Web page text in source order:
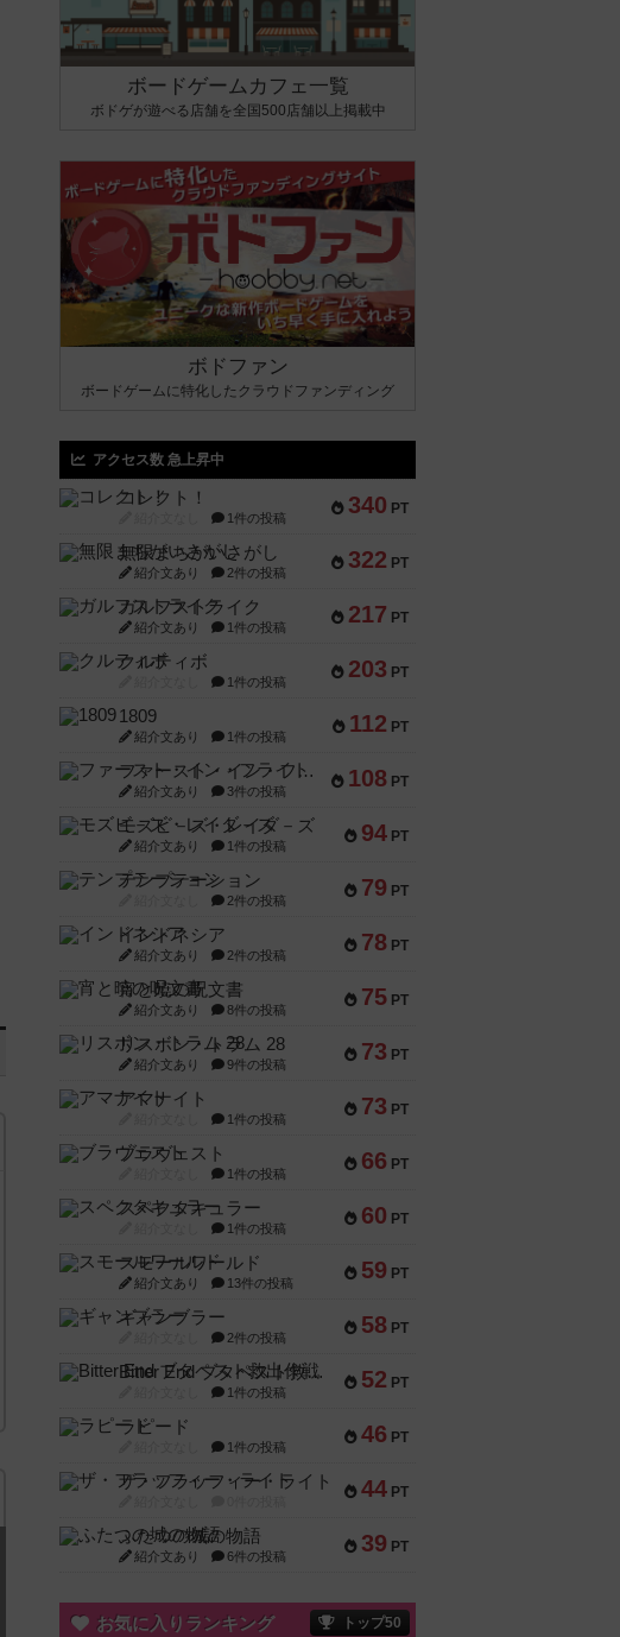
ボードゲームカフェ一覧
ボドゲが遊べる店舗を全国500店舗以上掲載中
ボドファン
ボードゲームに特化したクラウドファンディング
アクセス数 急上昇中
340 PT
コレクト！
1件の投稿
322 PT
無限まちがいさがし
紹介文あり 2件の投稿
217 PT
ガルフストライク
紹介文あり 1件の投稿
203 PT
クルティボ
1件の投稿
112 PT
1809
紹介文あり 1件の投稿
108 PT
ファースト・イン・フライト
紹介文あり 3件の投稿
94 PT
モズビ－ズ・レイダ－ズ
紹介文あり 1件の投稿
79 PT
テンプテーション
2件の投稿
78 PT
インドネシア
紹介文あり 2件の投稿
75 PT
宵と暁の呪文書
紹介文あり 8件の投稿
73 PT
リスボン・トラム 28
紹介文あり 9件の投稿
73 PT
アマナイト
1件の投稿
66 PT
ブラヴェスト
1件の投稿
60 PT
スペクタキュラー
1件の投稿
59 PT
スモールワールド
紹介文あり 13件の投稿
58 PT
ギャンブラー
2件の投稿
52 PT
Bitter End ブタペスト救出作戦
1件の投稿
46 PT
ラピード
1件の投稿
44 PT
ザ・フラッフィー・ライト
39 PT
ふたつの城の物語
紹介文あり 6件の投稿
お気に入りランキング トップ50